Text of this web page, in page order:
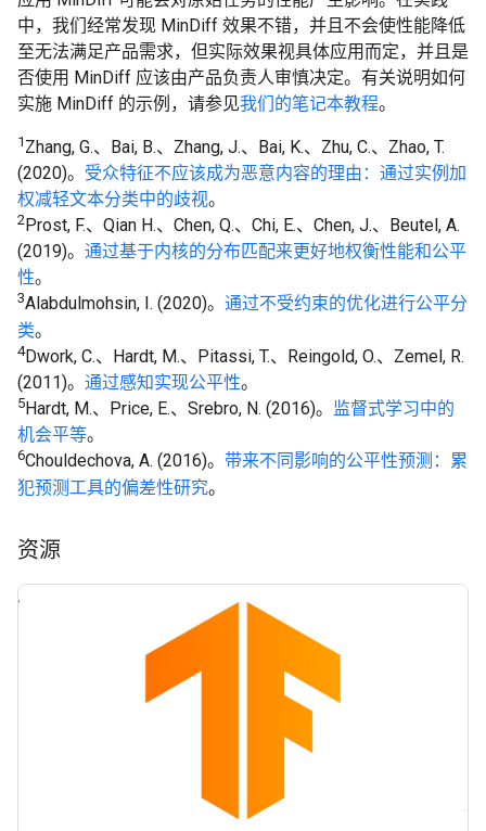
中，我们经常发现 MinDiff 效果不错，并且不会使性能降低
至无法满足产品需求，但实际效果视具体应用而定，并且是
否使用 MinDiff 应该由产品负责人审慎决定。有关说明如何
实施 MinDiff 的示例，请参见我们的笔记本教程。
1 Zhang, G.、Bai, B.、Zhang, J.、Bai, K.、Zhu, C.、Zhao, T.
(2020)。 受众特征不应该成为恶意内容的理由：通过实例加
权减轻文本分类中的歧视。
2 Prost, F.、Qian H.、Chen, Q.、Chi, E.、Chen, J.、Beutel, A.
(2019)。 通过基于内核的分布匹配来更好地权衡性能和公平
性。
3Alabdulmohsin, I. (2020)。 通过不受约束的优化进行公平分
类。
4Dwork, C.、Hardt, M.、Pitassi, T.、Reingold, O.、Zemel, R.
(2011)。 通过感知实现公平性。
5 Hardt, M.、Price, E.、Srebro, N. (2016)。
监督式学习中的
机会平等。
6Chouldechova, A. (2016)。 带来不同影响的公平性预测：累
犯预测工具的偏差性研究。
资源